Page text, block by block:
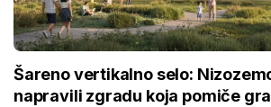
Šareno vertikalno selo:
napravili zgradu koja pomiče